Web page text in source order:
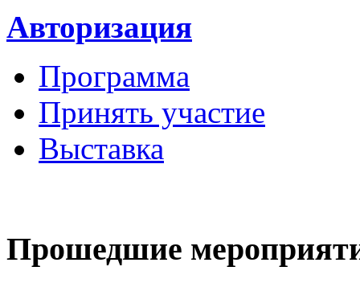
Авторизация
Программа
Принять участие
Выставка
Прошедшие